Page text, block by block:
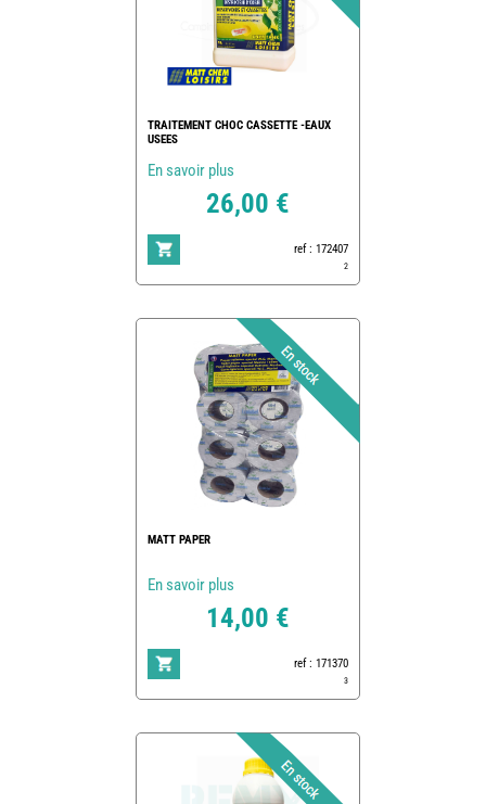
TRAITEMENT CHOC CASSETTE -EAUX
USEES
En savoir plus
26,00 €
ref : 172407
2
MATT PAPER
En savoir plus
14,00 €
ref : 171370
3